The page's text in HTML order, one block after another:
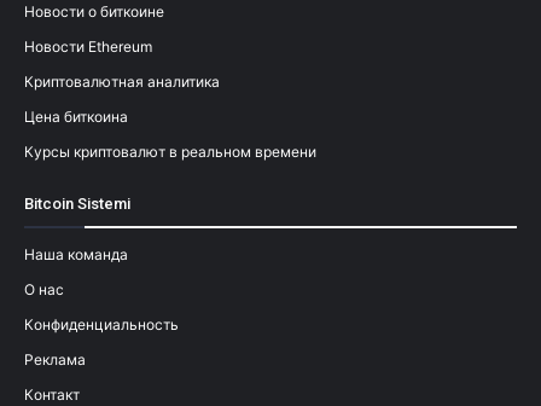
Новости о биткоине
Новости Ethereum
Криптовалютная аналитика
Цена биткоина
Курсы криптовалют в реальном времени
Bitcoin Sistemi
Наша команда
О нас
Конфиденциальность
Реклама
Контакт